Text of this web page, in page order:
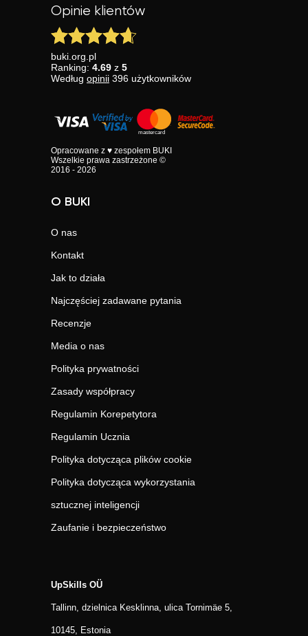
Opinie klientów
buki.org.pl
Ranking: 4.69 z 5
Według opinii 396 użytkowników
Opracowane z ♥ zespołem BUKI
Wszelkie prawa zastrzeżone ©
2016 - 2026
O BUKI
O nas
Kontakt
Jak to działa
Najczęściej zadawane pytania
Recenzje
Media o nas
Polityka prywatności
Zasady współpracy
Regulamin Korepetytora
Regulamin Ucznia
Polityka dotycząca plików cookie
Polityka dotycząca wykorzystania
sztucznej inteligencji
Zaufanie i bezpieczeństwo
UpSkills OÜ
Tallinn, dzielnica Kesklinna, ulica Tornimäe 5,
10145, Estonia